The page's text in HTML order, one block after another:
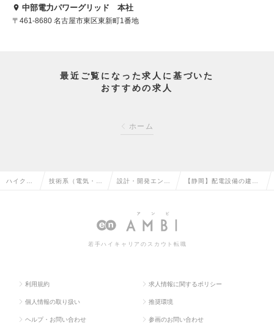
中部電力パワーグリッド 本社
〒461-8680 名古屋市東区東新町1番地
最近ご覧になった求人に基づいた
おすすめの求人
ホーム
ハイクラ 技術系（電気・電 設計・開発エンジ 【静岡】配電設備の建
若手ハイキャリアのスカウト転職
利用規約 求人情報に関するポリシー
個人情報の取り扱い 推奨環境
ヘルプ・お問い合わせ 参画のお問い合わせ